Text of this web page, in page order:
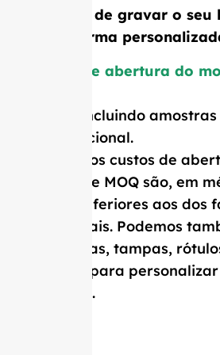
Precisa de gravar o
uma forma
Custo de abertura do
Preço incluindo
internacional.
Os nossos custos de
moldes e MOQ são, em
vezes inferiores aos dos
ocidentais. Podemos
lhe rolhas, tampas,
retrátil para
garrafa.